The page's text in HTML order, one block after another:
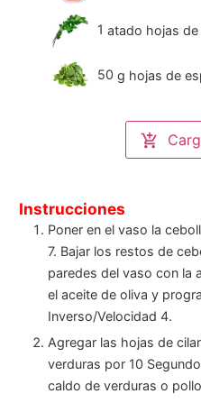
1 atado hojas
50 g hojas de
Instrucciones
Poner en el vaso la
7. Bajar los restos de
paredes del vaso con la
el aceite de oliva y
Inverso/Velocidad 4.
Agregar las hojas de
verduras por 10
caldo de verduras o